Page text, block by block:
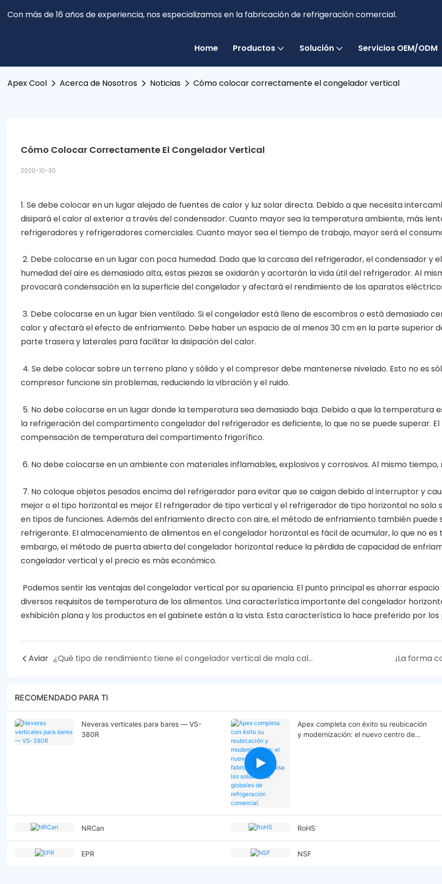
Con más de 16 años de experiencia, nos especializamos en la fabricación de refrigeración comercial.
Home Productos Solución Servicios OEM/ODM
Apex Cool Acerca de Nosotros Noticias Cómo colocar correctamente el congelador vertical
Cómo Colocar Correctamente El Congelador Vertical
2020-10-30
1. Se debe colocar en un lugar alejado de fuentes de calor y luz solar directa. Debido a que necesita
disipará el calor al exterior a través del condensador. Cuanto mayor sea la temperatura ambiente, más
refrigeradores y refrigeradores comerciales. Cuanto mayor sea el tiempo de trabajo, mayor será el
2. Debe colocarse en un lugar con poca humedad. Dado que la carcasa del refrigerador, el condensador y
humedad del aire es demasiado alta, estas piezas se oxidarán y acortarán la vida útil del refrigerador. Al
provocará condensación en la superficie del congelador y afectará el rendimiento de los aparatos
3. Debe colocarse en un lugar bien ventilado. Si el congelador está lleno de escombros o está demasiado
calor y afectará el efecto de enfriamiento. Debe haber un espacio de al menos 30 cm en la parte superior
parte trasera y laterales para facilitar la disipación del calor.
4. Se debe colocar sobre un terreno plano y sólido y el compresor debe mantenerse nivelado. Esto no es
compresor funcione sin problemas, reduciendo la vibración y el ruido.
5. No debe colocarse en un lugar donde la temperatura sea demasiado baja. Debido a que la temperatura
la refrigeración del compartimento congelador del refrigerador es deficiente, lo que no se puede superar.
compensación de temperatura del compartimento frigorífico.
6. No debe colocarse en un ambiente con materiales inflamables, explosivos y corrosivos. Al mismo
7. No coloque objetos pesados ​​encima del refrigerador para evitar que se caigan debido al interruptor y
mejor o el tipo horizontal es mejor El refrigerador de tipo vertical y el refrigerador de tipo horizontal no
en tipos de funciones. Además del enfriamiento directo con aire, el método de enfriamiento también
refrigerante. El almacenamiento de alimentos en el congelador horizontal es fácil de acumular, lo que no
embargo, el método de puerta abierta del congelador horizontal reduce la pérdida de capacidad de
congelador vertical y el precio es más económico.
Podemos sentir las ventajas del congelador vertical por su apariencia. El punto principal es ahorrar
diversos requisitos de temperatura de los alimentos. Una característica importante del congelador
exhibición plana y los productos en el gabinete están a la vista. Esta característica lo hace preferido por
Aviar ¿Qué tipo de rendimiento tiene el congelador vertical de mala calidad? ¡La forma
RECOMENDADO PARA TI
Neveras verticales para bares — VS-
380R
Apex completa con éxito su reubicación
y modernización: el nuevo centro de
NRCan RoHS
EPR NSF